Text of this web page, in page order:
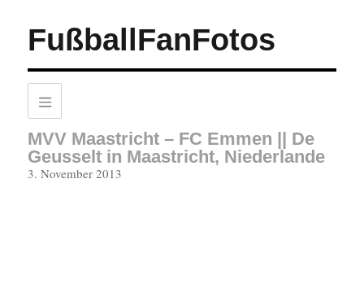
FußballFanFotos
MVV Maastricht – FC Emmen || De
Geusselt in Maastricht, Niederlande
Veröffentlicht
3. November 2013